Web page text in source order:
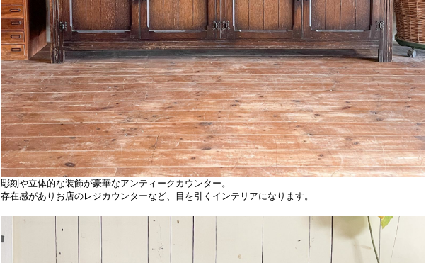
彫刻や立体的な装飾が豪華なアンティークカウンター。
存在感がありお店のレジカウンターなど、目を引くインテリアになります。